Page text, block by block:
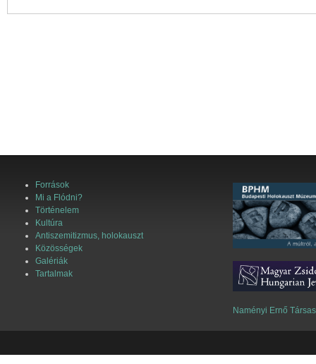
Források
Mi a Flódni?
Történelem
Kultúra
Antiszemitizmus, holokauszt
Közösségek
Galériák
Tartalmak
Naményi Ernő